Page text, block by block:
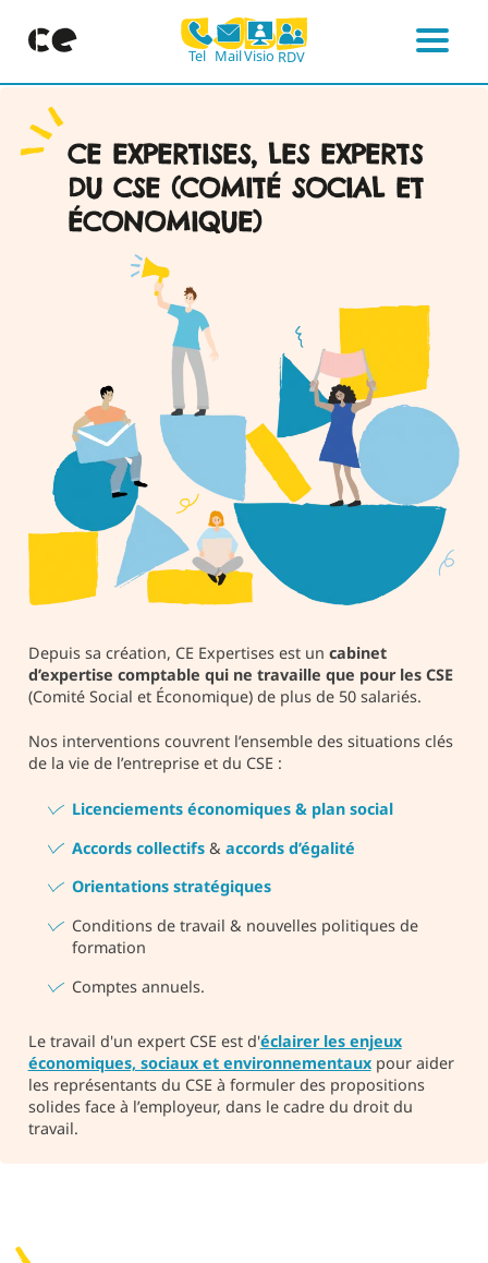
content
Tel MailVisio RDV
CE EXPERTISES, LES EXPERTS
DU CSE (COMITÉ SOCIAL ET
ÉCONOMIQUE)
Depuis sa création, CE Expertises est un cabinet
d’expertise comptable qui ne travaille que pour les CSE
(Comité Social et Économique) de plus de 50 salariés.
Nos interventions couvrent l’ensemble des situations clés
de la vie de l’entreprise et du CSE :
Licenciements économiques & plan social
Accords collectifs& accords d’égalité
Orientations stratégiques
Conditions de travail & nouvelles politiques de
formation
Comptes annuels.
Le travail d'un expert CSE est d'éclairer les enjeux
économiques, sociaux et environnementauxpour aider
les représentants du CSE à formuler des propositions
solides face à l’employeur, dans le cadre du droit du
travail.